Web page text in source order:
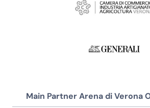
Main Partner Arena di Verona